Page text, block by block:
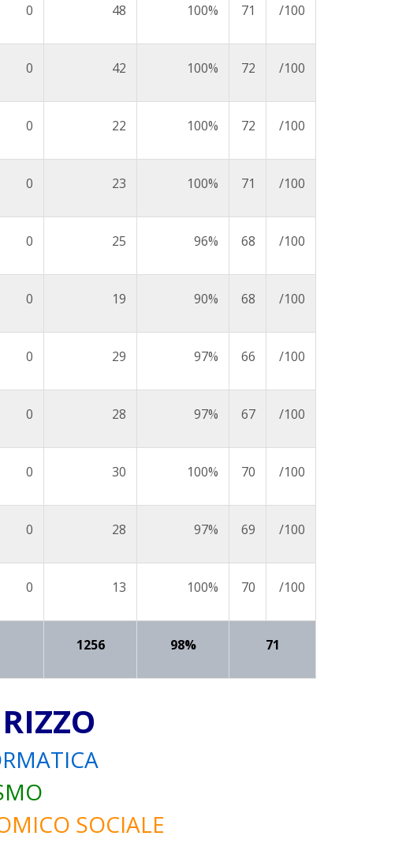
0 48 100% 71 /100
0 42 100% 72 /100
0 22 100% 72 /100
0 23 100% 71 /100
0 25 96% 68 /100
0 19 90% 68 /100
0 29 97% 66 /100
0 28 97% 67 /100
0 30 100% 70 /100
0 28 97% 69 /100
0 13 100% 70 /100
1256 98% 71
SOCIALE